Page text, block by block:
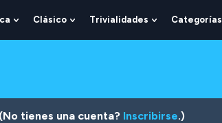
Show
Submenu
Clásico
Show
Submenu
Trivialidades
Show
Submenu
Categorías
(No tienes una cuenta? Inscribirse.)